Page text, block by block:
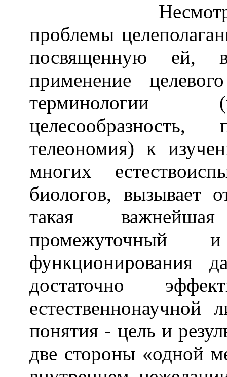
Несмотря на
проблемы
посвященную ей, в
применение
терминологии
целесообразность,
телеономия) к
многих
биологов, вызывает
такая
промежуточный
функционирования
достаточно
естественнонаучной
понятия - цель и
две стороны «одной